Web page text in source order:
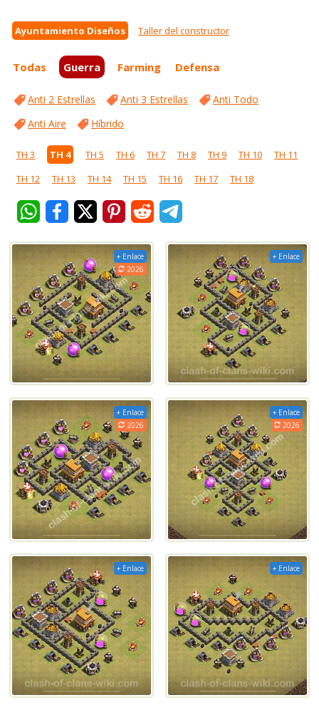
Ayuntamiento Diseños Taller del constructor
Todas Guerra Farming Defensa
Anti 2 Estrellas Anti 3 Estrellas
Anti Todo
Anti Aire
Híbrido
TH 3 TH 4 TH 5 TH 6 TH 7 TH 8 TH 9 TH 10
TH 11
TH 12
TH 13 TH 14 TH 15 TH 16 TH 17 TH 18
+ Enlace
2026
+ Enlace
+ Enlace
2026
+ Enlace
2026
+ Enlace + Enlace